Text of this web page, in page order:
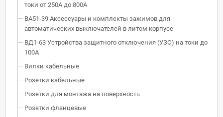
токи от 250А до 800А
ВА51-39 Аксессуары и комплекты зажимов для
автоматических выключателей в литом корпусе
ВД1-63 Устройства защитного отключения (УЗО) на токи до
100А
Вилки кабельные
Розетки кабельные
Розетки для монтажа на поверхность
Розетки фланцевые